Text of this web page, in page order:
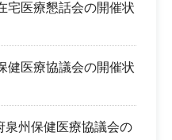
宅医療懇話会の開催状
健医療協議会の開催状
泉州保健医療協議会の